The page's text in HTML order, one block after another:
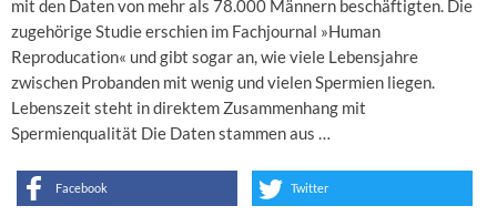
mit den Daten von mehr als 78.000 Männern beschäftigten. Die
zugehörige Studie erschien im Fachjournal »Human
Reproducation« und gibt sogar an, wie viele Lebensjahre
zwischen Probanden mit wenig und vielen Spermien liegen.
Lebenszeit steht in direktem Zusammenhang mit
Spermienqualität Die Daten stammen aus …
Facebook Twitter